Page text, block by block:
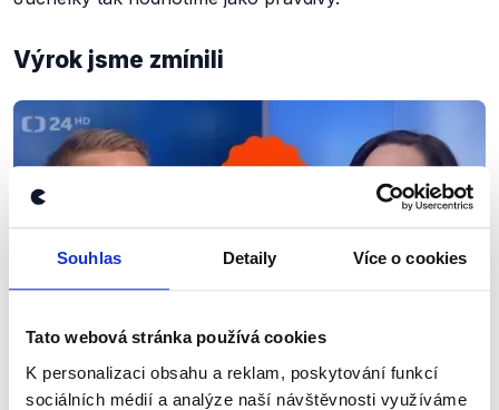
Souhlas Detaily Více o cookies
Tato webová stránka používá cookies
K personalizaci obsahu a reklam, poskytování funkcí
sociálních médií a analýze naší návštěvnosti využíváme
Výrok jsme zmínili
OVĚŘENO